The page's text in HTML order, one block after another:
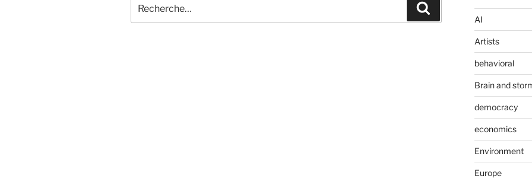
pour
Recherche
AI
Artists
behavioral
Brain and
democracy
economics
Environment
Europe